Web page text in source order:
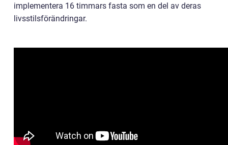
implementera 16 timmars fasta som en del av deras
livsstilsförändringar.